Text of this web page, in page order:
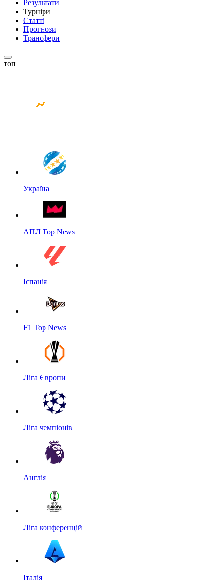
Результати
Турніри
Статті
Прогнози
Трансфери
топ
Україна
АПЛ Top News
Іспанія
F1 Top News
Ліга Європи
Ліга чемпіонів
Англія
Ліга конференцій
Італія